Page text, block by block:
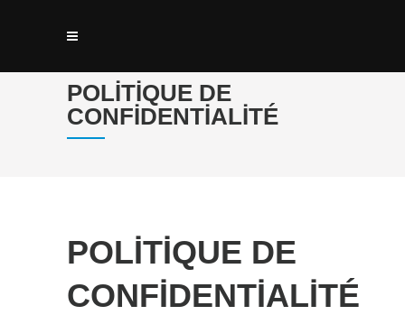
POLITIQUE DE
CONFIDENTIALITÉ
POLITIQUE DE
CONFIDENTIALITÉ